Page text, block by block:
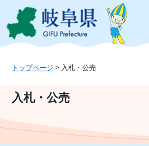
ジ
ュ
文
このページの本
トップページ > 入札・公売
入札・公売